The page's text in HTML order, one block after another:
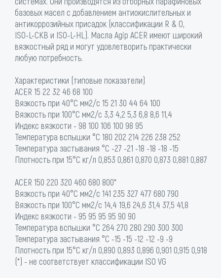
базовых масел с добавлением антиокислительных и
антикоррозийных присадок (классификации R & O,
ISO-L-CKB и ISO-L-HL). Масла Agip ACER имеют широкий
вязкостный ряд и могут удовлетворить практически
любую потребность.
Характеристики (типовые показатели)
ACER 15 22 32 46 68 100
Вязкость при 40°С мм2/с 15 21 30 44 64 100
Вязкость при 100°С мм2/с 3,3 4,2 5,3 6,8 8,6 11,4
Индекс вязкости - 98 100 106 100 98 95
Температура вспышки °C 180 202 214 226 238 252
Температура застывания °C -27 -21 -18 -18 -18 -15
Плотность при 15°С кг/л 0,853 0,861 0,870 0,873 0,881 0,887
ACER 150 220 320 460 680 800*
Вязкость при 40°С мм2/с 141 235 327 477 680 790
Вязкость при 100°С мм2/с 14,4 19,6 24,6 31,4 37,5 41,8
Индекс вязкости - 95 95 95 95 90 90
Температура вспышки °C 264 270 280 290 300 300
Температура застывания °C -15 -15 -12 -12 -9 -9
Плотность при 15°С кг/л 0,890 0,893 0,896 0,901 0,915 0,918
(*) - не соответствует классификации ISO VG